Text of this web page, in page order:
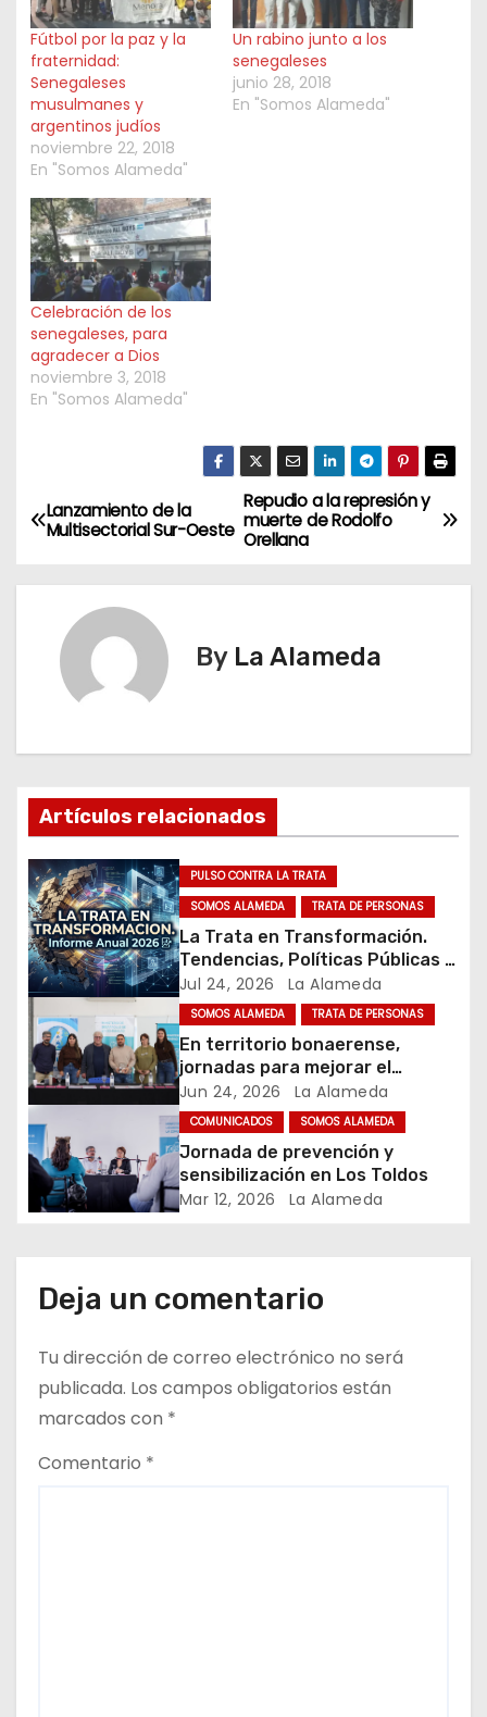
…
Fútbol por la paz y la
fraternidad:
Senegaleses
musulmanes y
argentinos judíos
noviembre 22, 2018
En "Somos Alameda"
Un rabino junto a los
senegaleses
junio 28, 2018
En "Somos Alameda"
Celebración de los
senegaleses, para
agradecer a Dios
noviembre 3, 2018
En "Somos Alameda"
N
c
i
ó
n
d
e
e
n
t
r
d
s
Repudio a la represión y
muerte de Rodolfo
Orellana
Lanzamiento de la
Multisectorial Sur-Oeste
By La Alameda
Artículos relacionados
PULSO CONTRA LA TRATA
SOMOS ALAMEDA
TRATA DE PERSONAS
La Trata en Transformación.
Tendencias, Políticas Públicas y
Nuevos Desafíos. Argentina y el
Mundo – Julio 2026
Jul 24, 2026 La Alameda
SOMOS ALAMEDA TRATA DE PERSONAS
En territorio bonaerense,
jornadas para mejorar el
cuidado en comunidad
Jun 24, 2026 La Alameda
COMUNICADOS SOMOS ALAMEDA
Jornada de prevención y
sensibilización en Los Toldos
Mar 12, 2026 La Alameda
Deja un comentario
Tu dirección de correo electrónico no será
publicada. Los campos obligatorios están
marcados con *
Comentario *